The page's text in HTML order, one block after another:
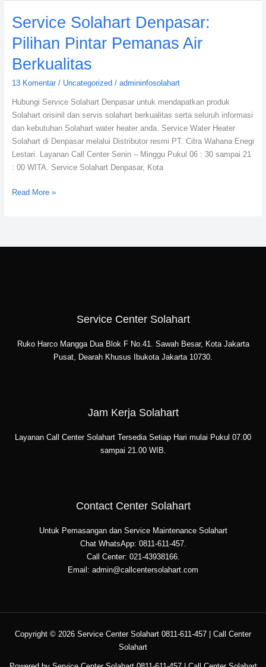
Service Solahart Denpasar:
Pilihan Pintar Pemanas Air
Berkualitas
13 Komentar / Uncategorized/ admininfosolahart
Hubungi Service Solahart Denpasar untuk mendapatkan produk
Solahart orisinil dan servis solahart berkualitas serta seluruh informasi
dan kebutuhan Solahart water heater anda. Service Water Heater
Solahart di Denpasar melalui Distributor resmi PT. Citra Wahana Enegi
Lestari. Layanan Call Center Senin – Minggu Pukul 06 : 30 sampai 21
: 00 WITA. Service Solahart Denpasar, Kota
Service
Solahart
Denpasar:
Pilihan
Pintar
Pemanas
Berkualitas
Read More »
Service Center Solahart
Ruko Harco Mangga Dua Blok F No.41. Sawah Besar, Kota Jakarta
Pusat, Dearah Khusus Ibukota Jakarta 10730.
Jam Kerja Solahart
Layanan Call Center Solahart Tersedia Setiap Hari mulai Pukul 07.00
sampai 21.00 WIB.
Contact Center Solahart
Untuk Pemasangan dan Service Maintenance Solahart
Chat WhatsApp: 0811-611-457.
Call Center: 021-43938166.
Email: admin@callcentersolahart.com
Copyright © 2026 Service Center Solahart 0811-611-457 | Call Center
Solahart